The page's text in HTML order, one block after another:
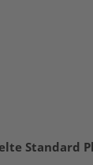
Standard